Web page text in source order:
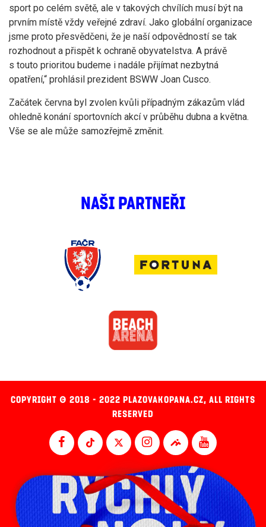
sport po celém světě, ale v takových chvílích musí být na
prvním místě vždy veřejné zdraví. Jako globální organizace
jsme proto přesvědčeni, že je naší odpovědností se tak
rozhodnout a přispět k ochraně obyvatelstva. A právě
s touto prioritou budeme i nadále přijímat nezbytná
opatření,“ prohlásil prezident BSWW Joan Cusco.
Začátek června byl zvolen kvůli případným zákazům vlád
ohledně konání sportovních akcí v průběhu dubna a května.
Vše se ale může samozřejmě změnit.
NAŠI PARTNEŘI
COPYRIGHT © 2018 - 2022 PLAZOVAKOPANA.CZ, ALL RIGHTS
RESERVED